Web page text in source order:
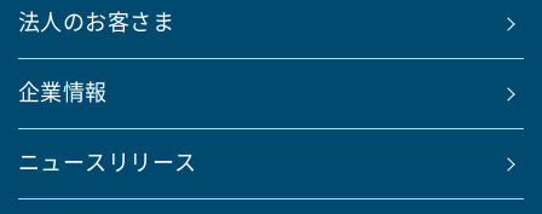
法人のお客さま
企業情報
ニュースリリース